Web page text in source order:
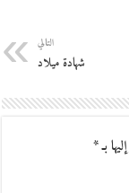
التالي
شهادة ميلاد
بـ*